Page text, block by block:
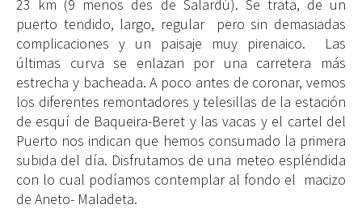
23 km (9 menos des de Salardú). Se trata, de un
puerto tendido, largo, regular pero sin demasiadas
complicaciones y un paisaje muy pirenaico. Las
últimas curva se enlazan por una carretera más
estrecha y bacheada. A poco antes de coronar, vemos
los diferentes remontadores y telesillas de la estación
de esquí de Baqueira-Beret y las vacas y el cartel del
Puerto nos indican que hemos consumado la primera
subida del día. Disfrutamos de una meteo espléndida
con lo cual podíamos contemplar al fondo el macizo
de Aneto- Maladeta.